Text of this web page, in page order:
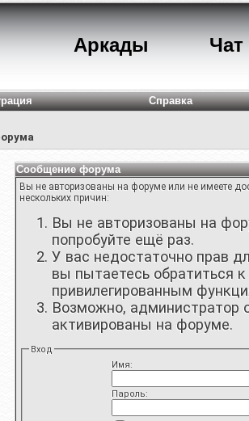
Аркады Чат
Справка
Сообщение форума
Вы не авторизованы на форуме или не имеете
нескольких причин:
Вы не авторизованы на
попробуйте ещё раз.
У вас недостаточно прав
вы пытаетесь обратиться
привилегированным
Возможно, администратор
активированы на форуме.
Вход
Имя:
Пароль: